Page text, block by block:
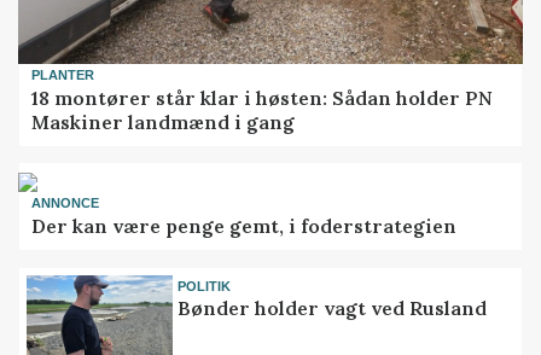
PLANTER
18 montører står klar i høsten: Sådan holder PN
Maskiner landmænd i gang
ANNONCE
Der kan være penge gemt, i foderstrategien
POLITIK
Bønder holder vagt ved Rusland